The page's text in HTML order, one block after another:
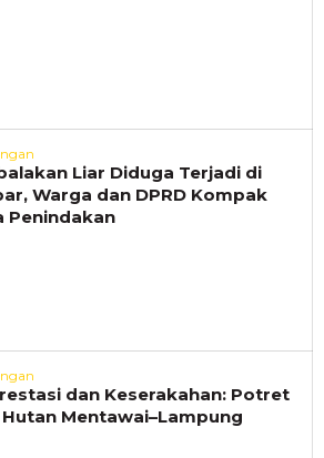
Liar Diduga Terjadi di
Warga dan DPRD Kompak
Penindakan
dan Keserakahan: Potret
Mentawai–Lampung